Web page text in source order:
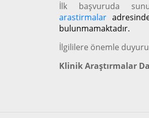
İlk başvuruda
arastirmalar
bulunmamaktadır.
İlgililere önemle
Klinik Araştırmalar